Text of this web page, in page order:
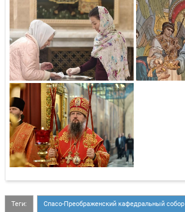
Теги: Спасо-Преображенский кафедральный собор